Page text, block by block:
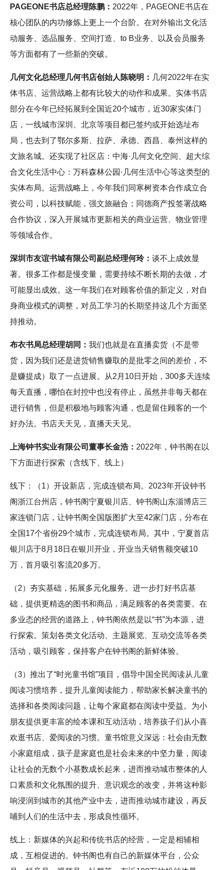
PAGEONE书店总经理陈鹏： 2022年，PAGEONE书店在
核心团队的内功修炼上更上一个台阶。在对外输出文化活
动服务、选品服务、空间打造、to B业务、以及会员服务
等方面都有了一些新的突破。
几何文化总经理几何书店创始人陈晓明： 几何2022年在实
体书店、运营战略上都有比较大的动作和成果。实体书店
部分在今年已经拓展到全国近20个城市，近30家实体门
店，一线城市深圳、北京等项目都已签约或开始选址布
局，也去到了鄂尔多斯、拉萨、承德、西昌、泰州这样的
文旅名城。还实现了社区店：中海·几何文化空间、超大综
合文化生活中心：万科森林公园·几何生活中心等这类型的
实体布局。运营战略上，今年我们同寒树资本合作成立合
资公司，以科技赋能，强文旅融合；同德商产投签署战略
合作协议，深入开展城市更新相关的商业运营、物业管理
等领域合作。
深圳市友谊书城有限公司副总经理何玲： 谈不上成效显
著。很多工作都是慢变量，需要持续不断长期的去做，才
可能显出成效。这一年我们在对顾客价值的新定义，对自
身商业模式的调整，对员工学习的长期坚持这几个方面坚
持推动。
布衣书局总经理胡同： 我们也就是在直播卖货（不是带
货，因为我们还是进货销售赚取的是批零之间的差价，不
是赚提成）取了一点进展。从2月10日开始，300多天连续
每天直播，哪怕在封控中也没有停止，虽然并非每天都在
进行销售，但是积极地与顾客沟通，也是留住顾客的一个
好办法。书店天天见，直播天天见。
上海钟书实业有限公司董事长金浩： 2022年，钟书阁在以
下方面进行探索（含线下、线上）
线下：（1）开设新店，完成连锁布局。2023年开设钟书
阁浙江台州店，钟书阁宁夏银川店、钟书阁山东淄博店三
家连锁门店，让钟书阁全国版图扩大至42家门店，分布在
全国17个省份29个城市，完成连锁布局。其中，宁夏首店
银川店于8月18日在银川开业，开业当天销售额突破10
万，首月吸引客流20多万。
（2）夯实基础，拓展多元化服务。进一步打好书店基
础，提供更精选的图书和商品，满足顾客的各类需要。在
多业态的经营的道路上，钟书阁依然是以“书”为本源，进
行探索。策划各类文化活动、主题展览、互动交流等各类
活动，吸引顾客，保持客户在钟书阁的新鲜体验。
（3）推出了“时光童书馆”项目，倡导中国全民阅读从儿童
阅读习惯培养，提升儿童阅读能力，帮助家长解决童书的
选择和各类阅读问题，让每个家庭都在阅读中受益。为小
朋友提供更丰富的绘本课和互动活动，培养孩子们从小喜
欢逛书店、爱阅读的习惯。童书馆意义深远：社会由无数
小家庭组成，孩子是家庭也是社会未来的中坚力量，阅读
让社会的无数个小基数成长起来，进而推动城市整体的人
口素质和文化氛围的提升、意识观念的改变，并将这种影
响浸润到城市的其他产业中去，进而推动城市建设，再反
哺到人们的生活中去，形成良性循环。
线上：新媒体的兴起和传统书店的经营，一定是相辅相
成，互相促进的。钟书阁也有自己的新媒体平台，公众